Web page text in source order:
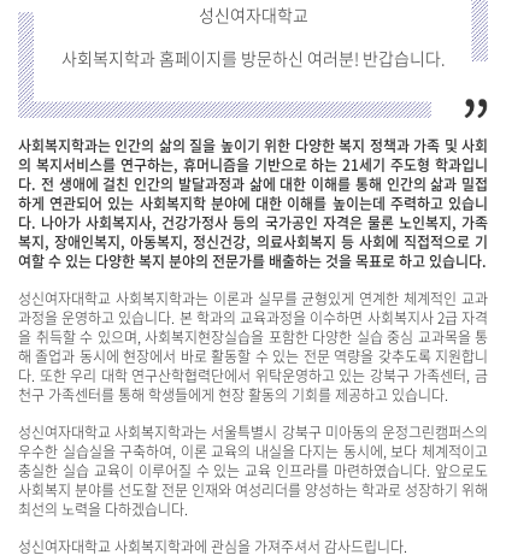
성신여자대학교
사회복지학과 홈페이지를 방문하신 여러분! 반갑습니다.
사회복지학과는 인간의 삶의 질을 높이기 위한 다양한 복지 정책과 가족 및 사회
의 복지서비스를 연구하는, 휴머니즘을 기반으로 하는 21세기 주도형 학과입니
다. 전 생애에 걸친 인간의 발달과정과 삶에 대한 이해를 통해 인간의 삶과 밀접
하게 연관되어 있는 사회복지학 분야에 대한 이해를 높이는데 주력하고 있습니
다. 나아가 사회복지사, 건강가정사 등의 국가공인 자격은 물론 노인복지, 가족
복지, 장애인복지, 아동복지, 정신건강, 의료사회복지 등 사회에 직접적으로 기
여할 수 있는 다양한 복지 분야의 전문가를 배출하는 것을 목표로 하고 있습니다.
성신여자대학교 사회복지학과는 이론과 실무를 균형있게 연계한 체계적인 교과
과정을 운영하고 있습니다. 본 학과의 교육과정을 이수하면 사회복지사 2급 자격
을 취득할 수 있으며, 사회복지현장실습을 포함한 다양한 실습 중심 교과목을 통
해 졸업과 동시에 현장에서 바로 활동할 수 있는 전문 역량을 갖추도록 지원합니
다. 또한 우리 대학 연구산학협력단에서 위탁운영하고 있는 강북구 가족센터, 금
천구 가족센터를 통해 학생들에게 현장 활동의 기회를 제공하고 있습니다.
성신여자대학교 사회복지학과는 서울특별시 강북구 미아동의 운정그린캠퍼스의
우수한 실습실을 구축하여, 이론 교육의 내실을 다지는 동시에, 보다 체계적이고
충실한 실습 교육이 이루어질 수 있는 교육 인프라를 마련하였습니다. 앞으로도
사회복지 분야를 선도할 전문 인재와 여성리더를 양성하는 학과로 성장하기 위해
최선의 노력을 다하겠습니다.
성신여자대학교 사회복지학과에 관심을 가져주셔서 감사드립니다.